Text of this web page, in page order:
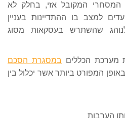
המסחרי המקובל אזי, בחלק לא
למצב בו ההתדיינות בעניין
שהשתרש בעסקאות מסוג
מערכת הכללים במסגרת הסכם
המפורט ביותר אשר יכלול בין
הערבות